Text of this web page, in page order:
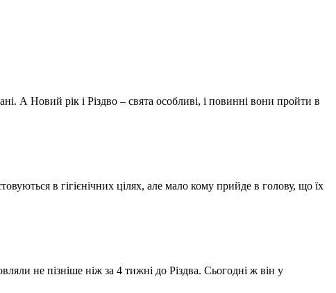
А Новий рік і Різдво – свята особливі, і повинні вони пройти в
в гігієнічних цілях, але мало кому прийде в голову, що їх
не пізніше ніж за 4 тижні до Різдва. Сьогодні ж він у